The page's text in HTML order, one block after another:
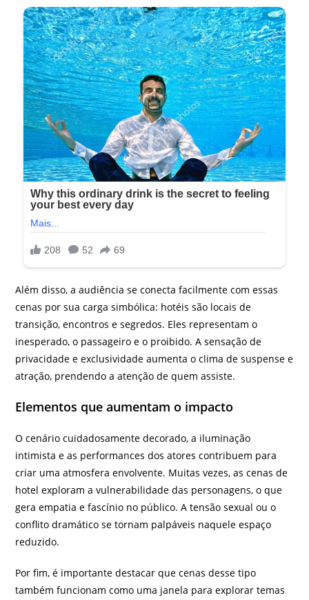
Além disso, a audiência se conecta facilmente com essas
cenas por sua carga simbólica: hotéis são locais de
transição, encontros e segredos. Eles representam o
inesperado, o passageiro e o proibido. A sensação de
privacidade e exclusividade aumenta o clima de suspense e
atração, prendendo a atenção de quem assiste.
Elementos que aumentam o impacto
O cenário cuidadosamente decorado, a iluminação
intimista e as performances dos atores contribuem para
criar uma atmosfera envolvente. Muitas vezes, as cenas de
hotel exploram a vulnerabilidade das personagens, o que
gera empatia e fascínio no público. A tensão sexual ou o
conflito dramático se tornam palpáveis naquele espaço
reduzido.
Por fim, é importante destacar que cenas desse tipo
também funcionam como uma janela para explorar temas